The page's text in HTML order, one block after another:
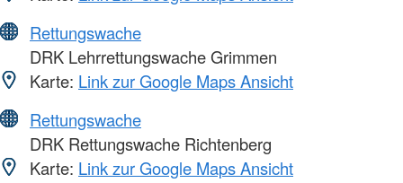
Rettungswache
DRK Lehrrettungswache Grimmen
Karte: Link zur Google Maps Ansicht
Rettungswache
DRK Rettungswache Richtenberg
Karte: Link zur Google Maps Ansicht